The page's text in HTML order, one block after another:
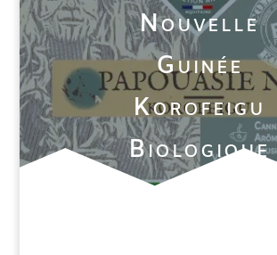
Nouvelle
Guinée
Korofeigu
Biologique